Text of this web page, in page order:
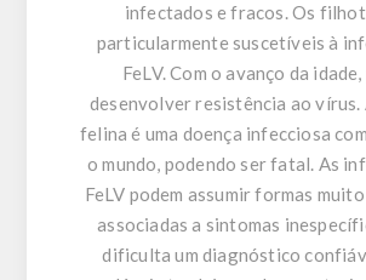
infectados e fracos. Os
particularmente suscetíveis à
FeLV. Com o avanço da
desenvolver resistência ao vírus.
felina é uma doença infecciosa
o mundo, podendo ser fatal. As
FeLV podem assumir formas
associadas a sintomas
dificulta um diagnóstico